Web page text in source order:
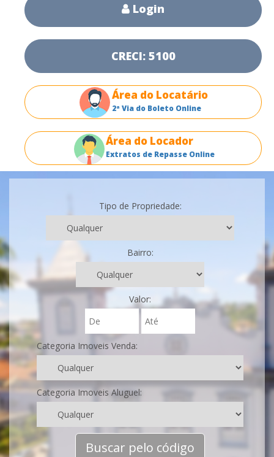
Login
CRECI: 5100
Área do Locatário
2ª Via do Boleto Online
Área do Locador
Extratos de Repasse Online
Tipo de Propriedade:
Bairro:
Valor:
Categoria Imoveis Venda:
Categoria Imoveis Aluguel:
Buscar pelo código